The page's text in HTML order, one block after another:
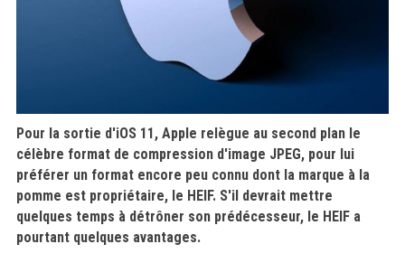
Pour la sortie d'iOS 11, Apple relègue au second plan le
célèbre format de compression d'image JPEG, pour lui
préférer un format encore peu connu dont la marque à la
pomme est propriétaire, le HEIF. S'il devrait mettre
quelques temps à détrôner son prédécesseur, le HEIF a
pourtant quelques avantages.